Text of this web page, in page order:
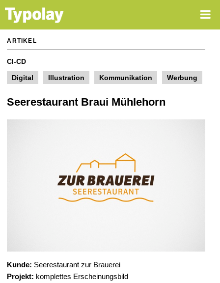
Home
Agentur
Über mich
Dienstleistungen
Öffentlichkeitsarbeit
Spezial
Werbung
ARTIKEL
CI-CD
Digital Illustration Kommunikation Werbung
Seerestaurant Braui Mühlehorn
Kunde: Seerestaurant zur Brauerei
Projekt: komplettes Erscheinungsbild